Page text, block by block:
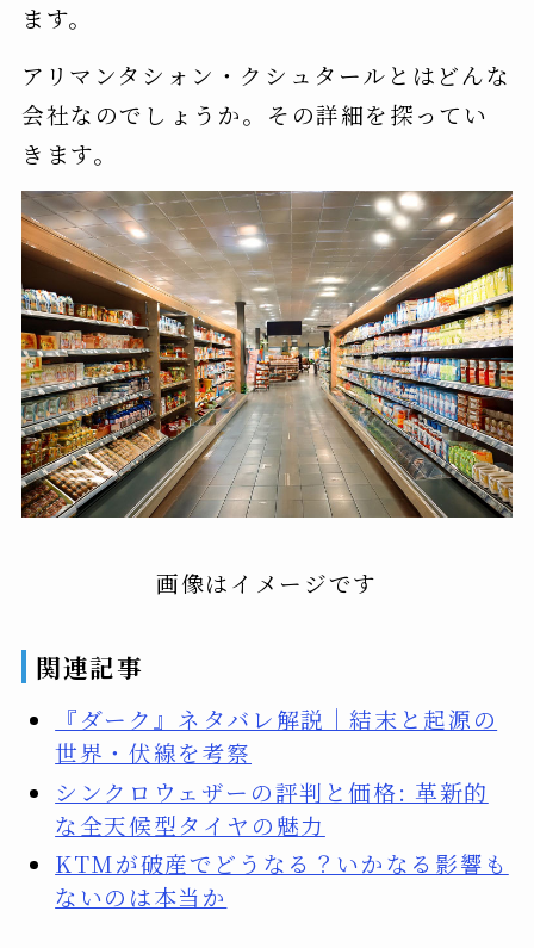
ます。
アリマンタシォン・クシュタールとはどんな
会社なのでしょうか。その詳細を探ってい
きます。
画像はイメージです
関連記事
『ダーク』ネタバレ解説｜結末と起源の
世界・伏線を考察
シンクロウェザーの評判と価格: 革新的
な全天候型タイヤの魅力
KTMが破産でどうなる？いかなる影響も
ないのは本当か